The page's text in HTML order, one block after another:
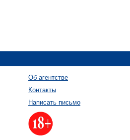
Об агентстве
Контакты
Написать письмо